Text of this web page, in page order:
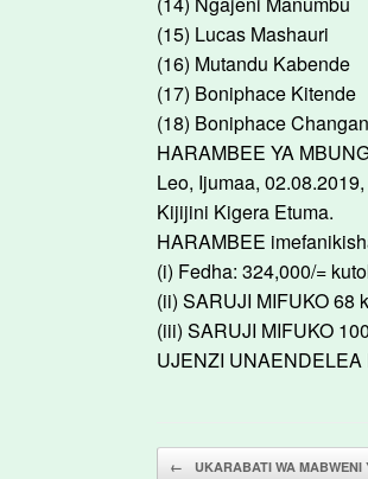
(15) Lucas Mashauri
(16) Mutandu Kabende
(17) Boniphace Kitende
(18) Boniphace
HARAMBEE YA
Leo, Ijumaa,
Kijijini Kigera Etuma.
HARAMBEE
(i) Fedha: 324,000/=
(ii) SARUJI MIFUKO 68
(iii) SARUJI MIFUKO
UJENZI UNAENDELEA
Post navigation
← UKARABATI WA